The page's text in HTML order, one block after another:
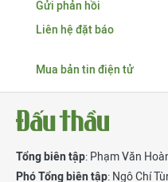
Gửi phản hồi
Liên hệ đặt báo
Mua bản tin điện tử
Tổng biên tập: Phạm Văn
Phó Tổng biên tập: Ngô Chí